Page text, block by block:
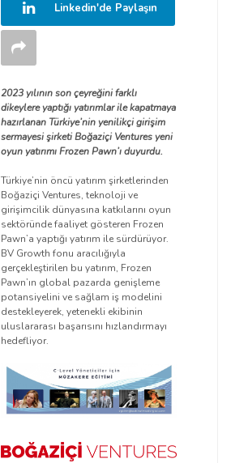
Linkedin'de Paylaşın
2023 yılının son çeyreğini farklı
dikeylere yaptığı yatırımlar ile kapatmaya
hazırlanan Türkiye’nin yenilikçi girişim
sermayesi şirketi Boğaziçi Ventures yeni
oyun yatırımı Frozen Pawn’ı duyurdu.
Türkiye’nin öncü yatırım şirketlerinden
Boğaziçi Ventures, teknoloji ve
girişimcilik dünyasına katkılarını oyun
sektöründe faaliyet gösteren Frozen
Pawn’a yaptığı yatırım ile sürdürüyor.
BV Growth fonu aracılığıyla
gerçekleştirilen bu yatırım, Frozen
Pawn’ın global pazarda genişleme
potansiyelini ve sağlam iş modelini
destekleyerek, yetenekli ekibinin
uluslararası başarısını hızlandırmayı
hedefliyor.